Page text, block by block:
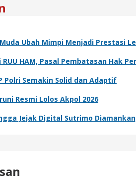
Ubah Mimpi Menjadi Prestasi
HAM, Pasal Pembatasan Hak
Polri Semakin Solid dan Adaptif
Resmi Lolos Akpol 2026
Jejak Digital Sutrimo